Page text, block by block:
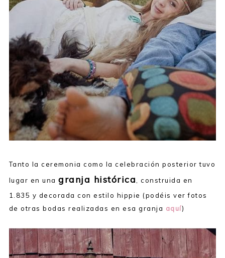
Tanto la ceremonia como la celebración posterior tuvo
lugar en unagranja histórica, construida en
1.835 y decorada con estilo hippie (podéis ver fotos
de otras bodas realizadas en esa granja aquí)